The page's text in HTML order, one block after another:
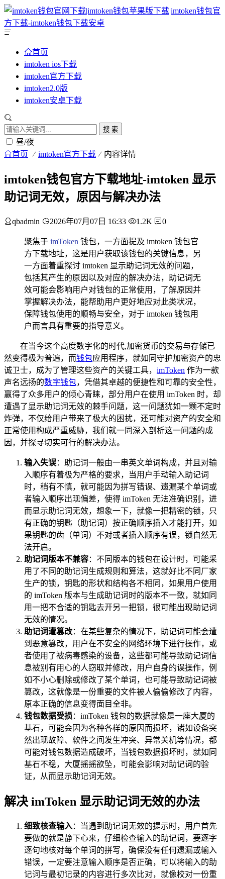
首页
imtoken ios下载
imtoken官方下载
imtoken2.0版
imtoken安卓下载
搜 索
昼/夜
首页 imtoken官方下载 内容详情
imtoken钱包官方下载地址-imtoken 显示
助记词无效，原因与解决办法
qbadmin 2026年07月07日 16:33 1.2K 0
聚焦于 imToken 钱包，一方面提及 imtoken 钱包官
方下载地址，这是用户获取该钱包的关键信息，另
一方面着重探讨 imtoken 显示助记词无效的问题，
包括其产生的原因以及对应的解决办法，助记词无
效可能会影响用户对钱包的正常使用，了解原因并
掌握解决办法，能帮助用户更好地应对此类状况，
保障钱包使用的顺畅与安全，对于 imtoken 钱包用
户而言具有重要的指导意义。
在当今这个高度数字化的时代,加密货币的交易与存储已
然变得极为普遍，而钱包应用程序，就如同守护加密资产的忠
诚卫士，成为了管理这些资产的关键工具， imToken 作为一款
声名远扬的数字钱包，凭借其卓越的便捷性和可靠的安全性，
赢得了众多用户的倾心青睐，部分用户在使用 imToken 时，却
遭遇了显示助记词无效的棘手问题，这一问题犹如一颗不定时
炸弹，不仅给用户带来了极大的困扰，还可能对资产的安全和
正常使用构成严重威胁，我们就一同深入剖析这一问题的成
因，并探寻切实可行的解决办法。
输入失误：助记词一般由一串英文单词构成，并且对输
入顺序有着极为严格的要求，当用户手动输入助记词
时，稍有不慎，就可能因为拼写错误、遗漏某个单词或
者输入顺序出现偏差，使得 imToken 无法准确识别，进
而显示助记词无效，想象一下，就像一把精密的锁，只
有正确的钥匙（助记词）按正确顺序插入才能打开，如
果钥匙的齿（单词）不对或者插入顺序有误，锁自然无
法开启。
助记词版本不兼容：不同版本的钱包在设计时，可能采
用了不同的助记词生成规则和算法，这就好比不同厂家
生产的锁，钥匙的形状和结构各不相同，如果用户使用
的 imToken 版本与生成助记词时的版本不一致，就如同
用一把不合适的钥匙去开另一把锁，很可能出现助记词
无效的情况。
助记词遭篡改：在某些复杂的情况下，助记词可能会遭
到恶意篡改，用户在不安全的网络环境下进行操作，或
者使用了被病毒感染的设备，这些都可能导致助记词信
息被别有用心的人窃取并修改，用户自身的误操作，例
如不小心删除或修改了某个单词，也可能导致助记词被
篡改，这就像是一份重要的文件被人偷偷修改了内容，
原本正确的信息变得面目全非。
钱包数据受损 ：imToken 钱包的数据就像是一座大厦的
基石，可能会因为各种各样的原因而损坏，诸如设备突
然出现故障、软件之间发生冲突、异常关机等情况，都
可能对钱包数据造成破坏，当钱包数据损坏时，就如同
基石不稳，大厦摇摇欲坠，可能会影响对助记词的验
证，从而显示助记词无效。
解决 imToken 显示助记词无效的办法
细致核查输入：当遇到助记词无效的提示时，用户首先
要做的就是静下心来，仔细检查输入的助记词，要逐字
逐句地核对每个单词的拼写，确保没有任何遗漏或输入
错误，一定要注意输入顺序是否正确，可以将输入的助
记词与最初记录的内容进行多次比对，就像校对一份重